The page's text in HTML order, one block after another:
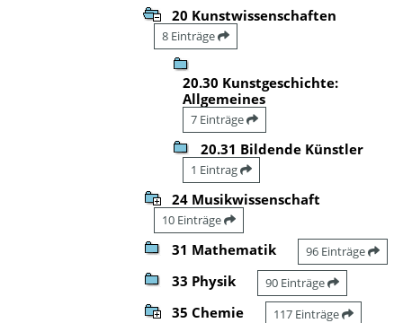
20 Kunstwissenschaften
8 Einträge
20.30 Kunstgeschichte:
Allgemeines
7 Einträge
20.31 Bildende Künstler
1 Eintrag
24 Musikwissenschaft
10 Einträge
31 Mathematik 96 Einträge
33 Physik 90 Einträge
35 Chemie 117 Einträge